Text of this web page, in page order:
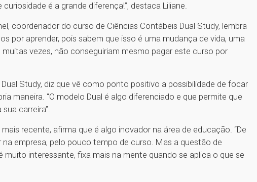
é a grande diferença!”, destaca Liliane.
coordenador do curso de Ciências Contábeis Dual Study, lembra
por aprender, pois sabem que isso é uma mudança de vida, uma
vezes, não conseguiriam mesmo pagar este curso por
Study, diz que vê como ponto positivo a possibilidade de focar
maneira. “O modelo Dual é algo diferenciado e que permite que
carreira”.
recente, afirma que é algo inovador na área de educação. “De
empresa, pelo pouco tempo de curso. Mas a questão de
muito interessante, fixa mais na mente quando se aplica o que se